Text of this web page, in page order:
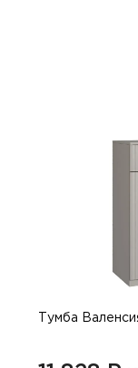
Тумба